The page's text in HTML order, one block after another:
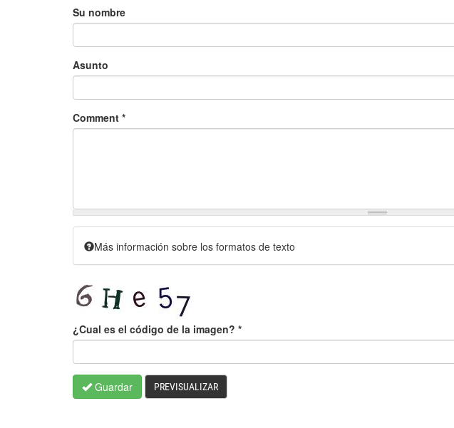
Su nombre
Asunto
Comment *
Más información sobre los formatos de texto
¿Cual es el código de la imagen? *
Guardar PREVISUALIZAR